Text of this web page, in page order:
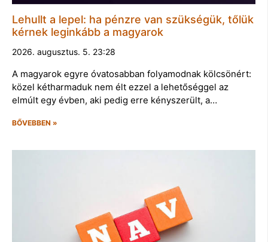
Lehullt a lepel: ha pénzre van szükségük, tőlük
kérnek leginkább a magyarok
2026. augusztus. 5. 23:28
A magyarok egyre óvatosabban folyamodnak kölcsönért:
közel kétharmaduk nem élt ezzel a lehetőséggel az
elmúlt egy évben, aki pedig erre kényszerült, a…
BŐVEBBEN »